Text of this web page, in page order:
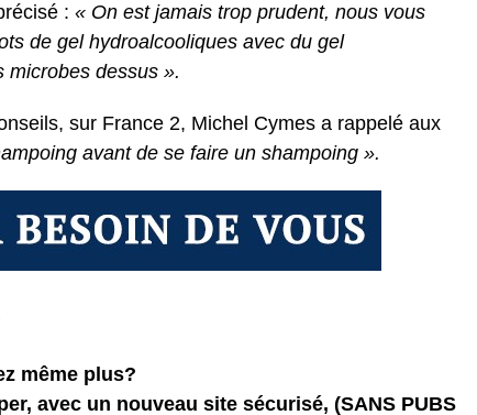
: « On est jamais trop prudent, nous vous
de gel hydroalcooliques avec du gel
microbes dessus ».
sur France 2, Michel Cymes a rappelé aux
avant de se faire un shampoing ».
même plus?
avec un nouveau site sécurisé, (SANS PUBS